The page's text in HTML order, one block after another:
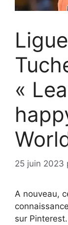
«
25 juin 2023
A nouveau,
sur